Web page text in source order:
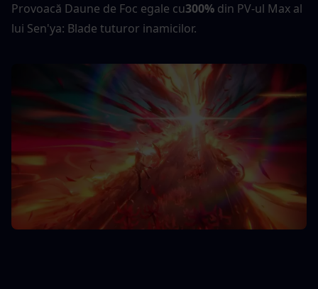
Provoacă Daune de Foc egale cu300% din PV-ul Max al
lui Sen'ya: Blade tuturor inamicilor.